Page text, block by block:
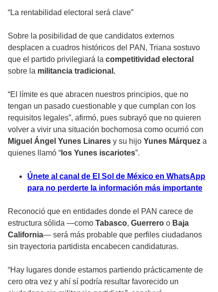
“La rentabilidad electoral será clave”
Sobre la posibilidad de que candidatos externos
desplacen a cuadros históricos del PAN, Triana sostuvo
que el partido privilegiará la competitividad electoral
sobre la militancia tradicional.
“El límite es que abracen nuestros principios, que no
tengan un pasado cuestionable y que cumplan con los
requisitos legales”, afirmó, pues subrayó que no quieren
volver a vivir una situación bochornosa como ocurrió con
Miguel Ángel Yunes Linares y su hijo Yunes Márquez a
quienes llamó “ los Yunes iscariotes”.
Únete al canal de El Sol de México en WhatsApp
para no perderte la información más importante
Reconoció que en entidades donde el PAN carece de
estructura sólida —como Tabasco, Guerrero o Baja
California— será más probable que perfiles ciudadanos
sin trayectoria partidista encabecen candidaturas.
“Hay lugares donde estamos partiendo prácticamente de
cero otra vez y ahí sí podría resultar favorecido un